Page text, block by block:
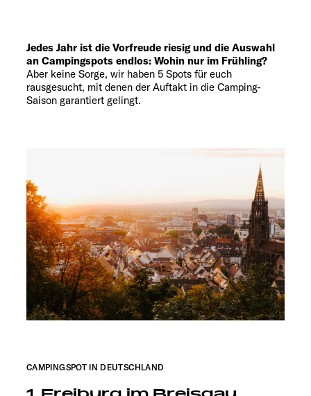
Jedes Jahr ist die Vorfreude riesig und die Auswahl
an Campingspots endlos: Wohin nur im Frühling?
Aber keine Sorge, wir haben 5 Spots für euch
rausgesucht, mit denen der Auftakt in die Camping-
Saison garantiert gelingt.
CAMPINGSPOT IN DEUTSCHLAND